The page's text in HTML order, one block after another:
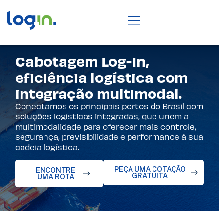
Cabotagem Log-In,
eficiência logística com
integração multimodal.
Conectamos os principais portos do Brasil com
soluções logísticas integradas, que unem a
multimodalidade para oferecer mais controle,
segurança, previsibilidade e performance à sua
cadeia logística.
ENCONTRE
UMA ROTA
PEÇA UMA COTAÇÃO
GRATUITA